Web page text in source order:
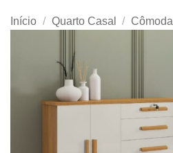
Início / Quarto Casal / Cômoda